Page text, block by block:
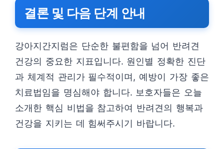
결론 및 다음 단계 안내
강아지간지럼은 단순한 불편함을 넘어 반려견
건강의 중요한 지표입니다. 원인별 정확한 진단
과 체계적 관리가 필수적이며, 예방이 가장 좋은
치료법임을 명심해야 합니다. 보호자들은 오늘
소개한 핵심 비법을 참고하여 반려견의 행복과
건강을 지키는 데 힘써주시기 바랍니다.